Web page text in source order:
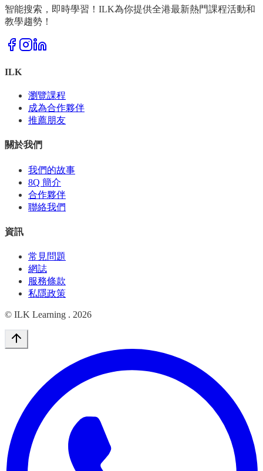
智能搜索，即時學習！ILK為你提供全港最新熱門課程活動和
教學趨勢！
ILK
瀏覽課程
成為合作夥伴
推薦朋友
關於我們
我們的故事
8Q 簡介
合作夥伴
聯絡我們
資訊
常見問題
網誌
服務條款
私隱政策
© ILK Learning . 2026